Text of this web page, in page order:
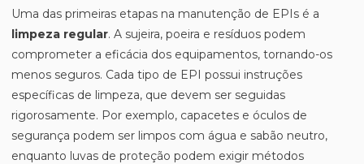
Uma das primeiras etapas na manutenção de EPIs é a
limpeza regular. A sujeira, poeira e resíduos podem
comprometer a eficácia dos equipamentos, tornando-os
menos seguros. Cada tipo de EPI possui instruções
específicas de limpeza, que devem ser seguidas
rigorosamente. Por exemplo, capacetes e óculos de
segurança podem ser limpos com água e sabão neutro,
enquanto luvas de proteção podem exigir métodos